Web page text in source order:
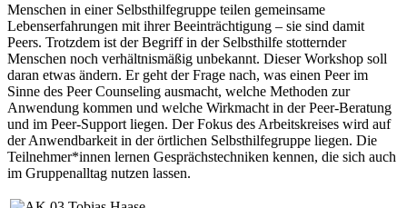
Menschen in einer Selbsthilfegruppe teilen gemeinsame
Lebenserfahrungen mit ihrer Beeinträchtigung – sie sind damit
Peers. Trotzdem ist der Begriff in der Selbsthilfe stotternder
Menschen noch verhältnismäßig unbekannt. Dieser Workshop soll
daran etwas ändern. Er geht der Frage nach, was einen Peer im
Sinne des Peer Counseling ausmacht, welche Methoden zur
Anwendung kommen und welche Wirkmacht in der Peer-Beratung
und im Peer-Support liegen. Der Fokus des Arbeitskreises wird auf
der Anwendbarkeit in der örtlichen Selbsthilfegruppe liegen. Die
Teilnehmer*innen lernen Gesprächstechniken kennen, die sich auch
im Gruppenalltag nutzen lassen.